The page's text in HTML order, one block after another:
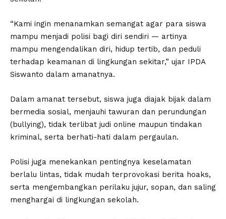
“Kami ingin menanamkan semangat agar para siswa
mampu menjadi polisi bagi diri sendiri — artinya
mampu mengendalikan diri, hidup tertib, dan peduli
terhadap keamanan di lingkungan sekitar,” ujar IPDA
Siswanto dalam amanatnya.
Dalam amanat tersebut, siswa juga diajak bijak dalam
bermedia sosial, menjauhi tawuran dan perundungan
(bullying), tidak terlibat judi online maupun tindakan
kriminal, serta berhati-hati dalam pergaulan.
Polisi juga menekankan pentingnya keselamatan
berlalu lintas, tidak mudah terprovokasi berita hoaks,
serta mengembangkan perilaku jujur, sopan, dan saling
menghargai di lingkungan sekolah.